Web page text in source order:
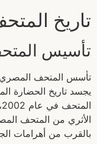
تاريخ
تأسيس
تأسس المتحف المصري
يجسد تاريخ الحضارة
الأثري من المتحف
بالقرب من أهرامات